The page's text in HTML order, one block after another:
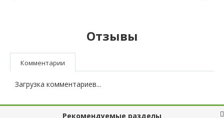
Отзывы
Комментарии
Загрузка комментариев...
Рекомендуемые разделы